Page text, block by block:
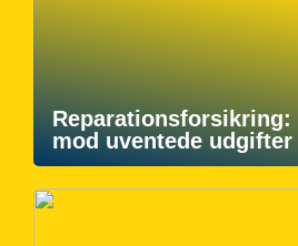
Reparationsforsikring:
mod uventede udgifter